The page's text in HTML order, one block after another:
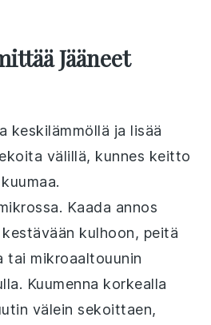
Jääneet
keskilämmöllä ja lisää
välillä, kunnes keitto
Kaada annos
kulhoon, peitä
tai mikroaaltouunin
Kuumenna korkealla
välein sekoittaen,